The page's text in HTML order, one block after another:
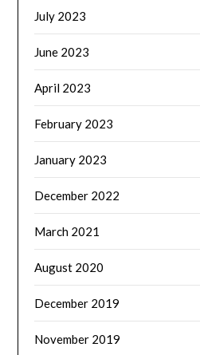
July 2023
June 2023
April 2023
February 2023
January 2023
December 2022
March 2021
August 2020
December 2019
November 2019